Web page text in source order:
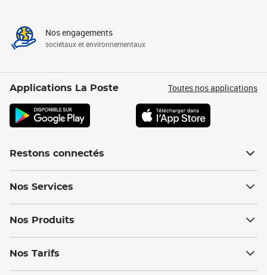
Nos engagements
sociétaux et environnementaux
Applications La Poste Toutes nos applications
Restons connectés
Nos Services
Nos Produits
Nos Tarifs